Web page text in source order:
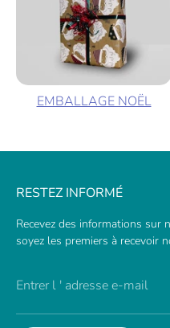
EMBALLAGE NOËL
RESTEZ INFORMÉ
Recevez des informations sur
soyez les premiers à recevoir
Entrer l ' adresse e-mail